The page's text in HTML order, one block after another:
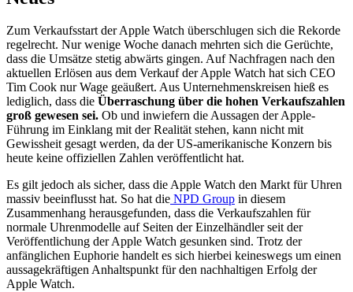
Zum Verkaufsstart der Apple Watch überschlugen sich die Rekorde
regelrecht. Nur wenige Woche danach mehrten sich die Gerüchte,
dass die Umsätze stetig abwärts gingen. Auf Nachfragen nach den
aktuellen Erlösen aus dem Verkauf der Apple Watch hat sich CEO
Tim Cook nur Wage geäußert. Aus Unternehmenskreisen hieß es
lediglich, dass die Überraschung über die hohen Verkaufszahlen
groß gewesen sei. Ob und inwiefern die Aussagen der Apple-
Führung im Einklang mit der Realität stehen, kann nicht mit
Gewissheit gesagt werden, da der US-amerikanische Konzern bis
heute keine offiziellen Zahlen veröffentlicht hat.
Es gilt jedoch als sicher, dass die Apple Watch den Markt für Uhren
massiv beeinflusst hat. So hat die NPD Group in diesem
Zusammenhang herausgefunden, dass die Verkaufszahlen für
normale Uhrenmodelle auf Seiten der Einzelhändler seit der
Veröffentlichung der Apple Watch gesunken sind. Trotz der
anfänglichen Euphorie handelt es sich hierbei keineswegs um einen
aussagekräftigen Anhaltspunkt für den nachhaltigen Erfolg der
Apple Watch.